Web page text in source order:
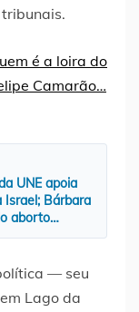
UNE apoia
Israel; Bárbara
aborto…
— seu
Lago da